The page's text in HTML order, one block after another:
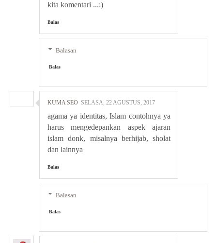
kita komentari ...:)
Balas
Balasan
Balas
KUMA SEO SELASA, 22 AGUSTUS, 2017
agama ya identitas, Islam contohnya ya
harus mengedepankan aspek ajaran
islam donk, misalnya berhijab, sholat
dan lainnya
Balas
Balasan
Balas